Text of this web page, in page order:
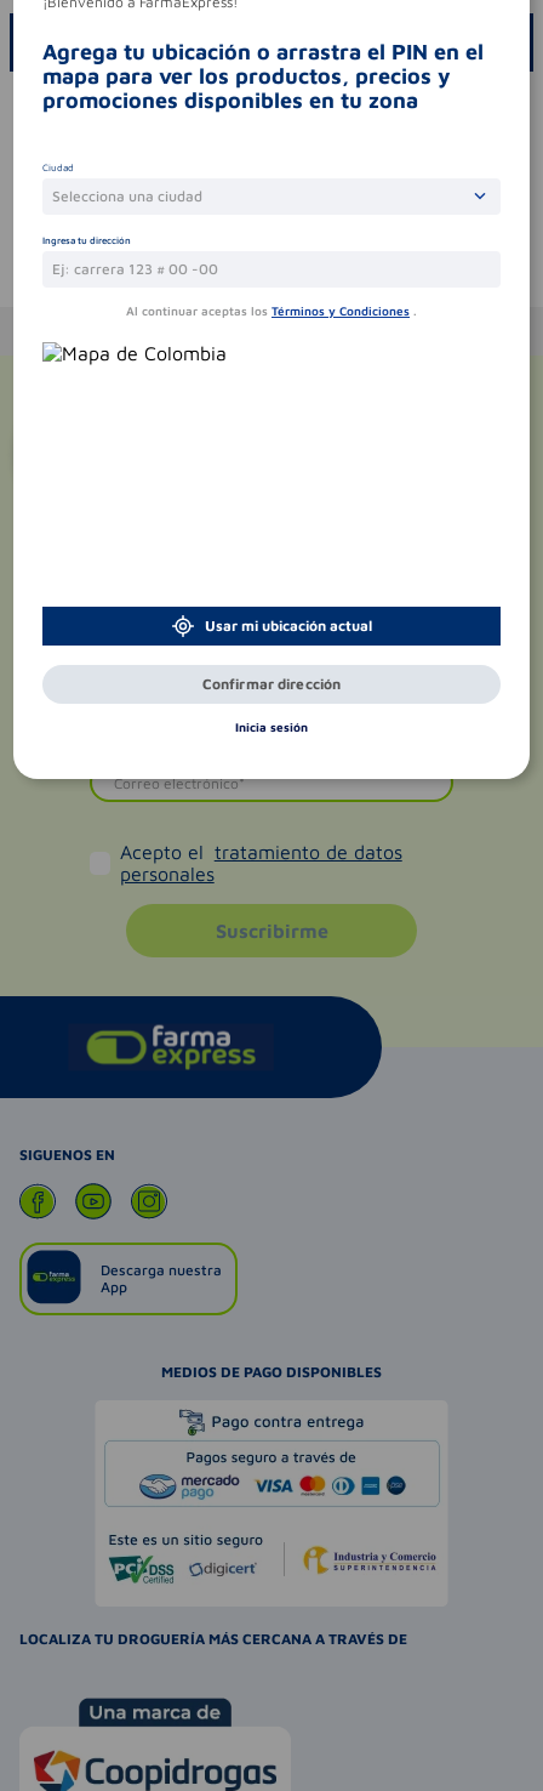
ESCRIBE UN COMENTARIO
Por favor, inicie sesión para escribir un comentario
Te puede interesar
Acepto el tratamiento de datos
personales
Suscribirme
SIGUENOS EN
Descarga nuestra
App
MEDIOS DE PAGO DISPONIBLES
LOCALIZA TU DROGUERÍA MÁS CERCANA A TRAVÉS DE
Agrega tu ubicación o arrastra el PIN en el
mapa para ver los productos, precios y
promociones disponibles en tu zona
Ciudad
Selecciona una ciudad
Ingresa tu dirección
Al continuar aceptas los Términos y Condiciones .
Usar mi ubicación actual
Confirmar dirección
Inicia sesión